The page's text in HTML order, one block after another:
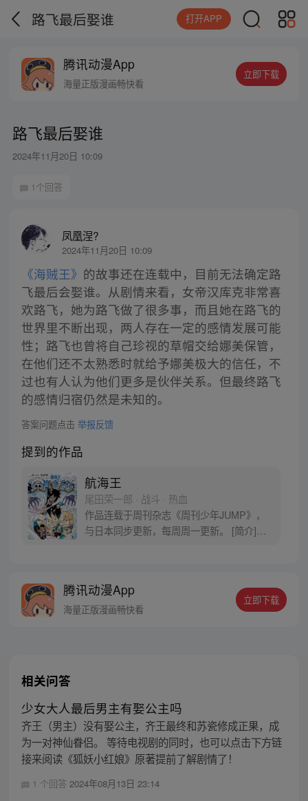
路飞最后娶谁 打开APP
腾讯动漫App
海量正版漫画畅快看
立即下载
路飞最后娶谁
2024年11月20日 10:09
1个回答
凤凰涅?
2024年11月20日 10:09
《海贼王》 的故事还在连载中，目前无法确定路
飞最后会娶谁。从剧情来看，女帝汉库克非常喜
欢路飞，她为路飞做了很多事，而且她在路飞的
世界里不断出现，两人存在一定的感情发展可能
性；路飞也曾将自己珍视的草帽交给娜美保管，
在他们还不太熟悉时就给予娜美极大的信任，不
过也有人认为他们更多是伙伴关系。但最终路飞
的感情归宿仍然是未知的。
答案问题点击 举报反馈
提到的作品
航海王
尾田荣一郎 · 战斗 · 热血
作品连载于周刊杂志《周刊少年JUMP》，
与日本同步更新，每周周一更新。 [简介]有
十年后，路飞为实现与因救他而断臂的杰克
斯的约定而出海，开始了以成为海盗王为目
腾讯动漫App
海量正版漫画畅快看
立即下载
相关问答
少女大人最后男主有娶公主吗
齐王（男主）没有娶公主，齐王最终和苏瓷修成正果，成
为一对神仙眷侣。 等待电视剧的同时，也可以点击下方链
接来阅读《狐妖小红娘》原著提前了解剧情了！
1 个回答 2024年08月13日 23:14